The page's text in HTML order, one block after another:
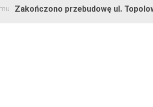
Zakończono przebudowę ul.